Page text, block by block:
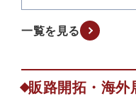
一覧を見る
販路開拓・海外